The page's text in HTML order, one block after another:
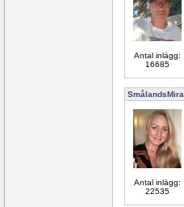
Antal inlägg:
16685
SmålandsMira
Antal inlägg:
22535